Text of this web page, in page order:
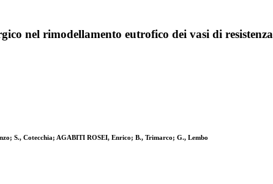
nel rimodellamento eutrofico dei vasi di resistenza
S., Cotecchia; AGABITI ROSEI, Enrico; B., Trimarco; G., Lembo